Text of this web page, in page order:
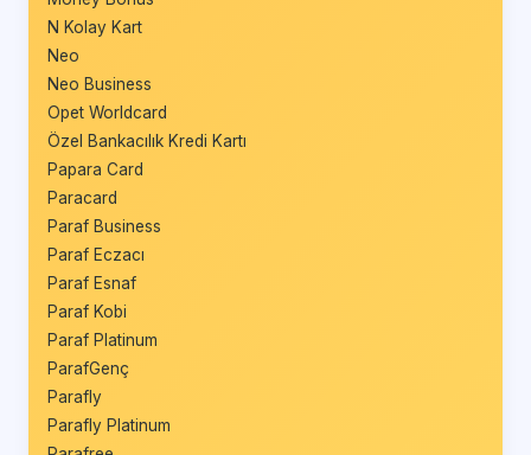
N Kolay Kart
Neo
Neo Business
Opet Worldcard
Özel Bankacılık Kredi Kartı
Papara Card
Paracard
Paraf Business
Paraf Eczacı
Paraf Esnaf
Paraf Kobi
Paraf Platinum
ParafGenç
Parafly
Parafly Platinum